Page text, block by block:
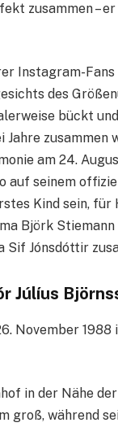
zusammen –
Instagram-
des
bückt
zusammen
am 24.
auf seinem
Kind sein,
Björk
Sif Jónsdóttir
Júlíus
November
in der Nähe
groß, während